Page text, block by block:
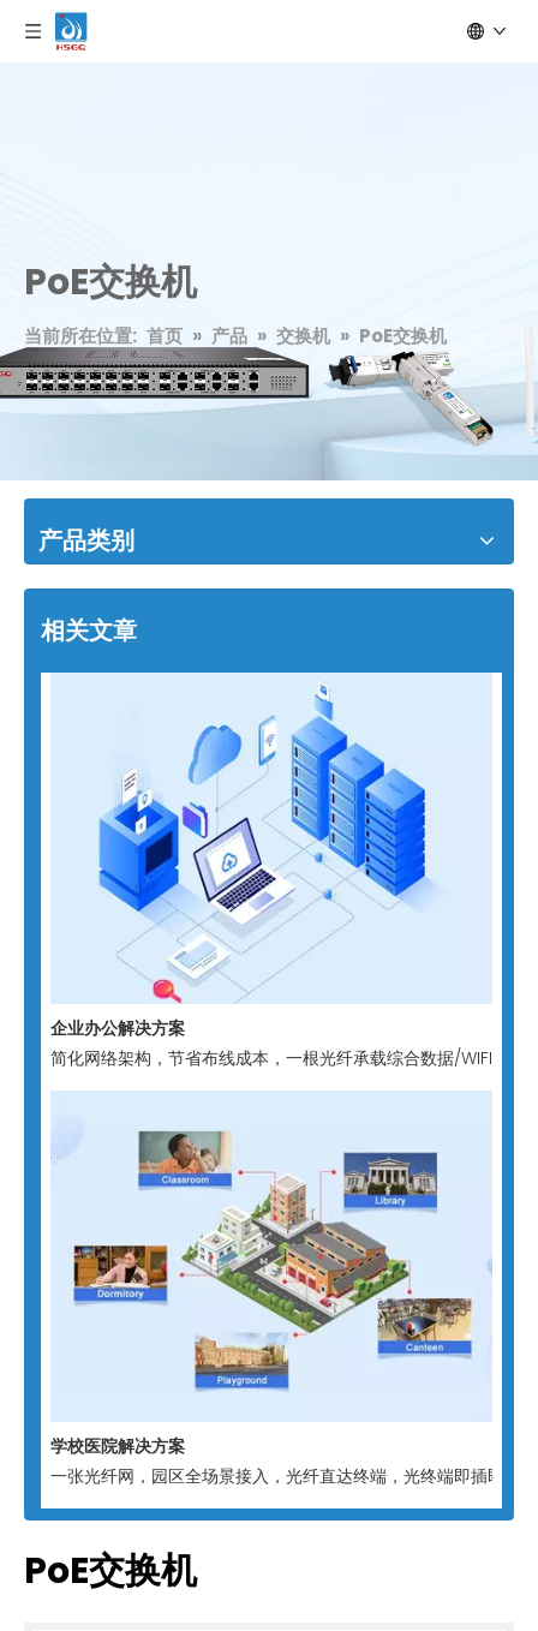
PoE交换机
当前所在位置: 首页 » 产品 » 交换机 » PoE交换机
产品类别
相关文章
企业办公解决方案
简化网络架构，节省布线成本，一根光纤承载综合数据/WIFI/语
学校医院解决方案
一张光纤网，园区全场景接入，光纤直达终端，光终端即插即用
PoE交换机